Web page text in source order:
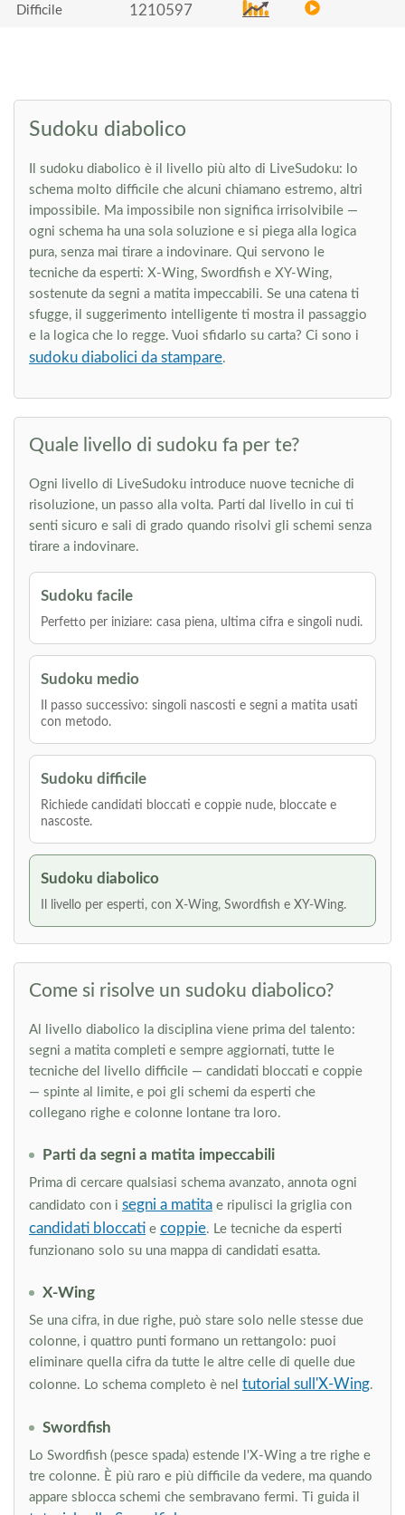
Difficile 1210597
Sudoku diabolico
Il sudoku diabolico è il livello più alto di LiveSudoku: lo
schema molto difficile che alcuni chiamano estremo, altri
impossibile. Ma impossibile non significa irrisolvibile —
ogni schema ha una sola soluzione e si piega alla logica
pura, senza mai tirare a indovinare. Qui servono le
tecniche da esperti: X-Wing, Swordfish e XY-Wing,
sostenute da segni a matita impeccabili. Se una catena ti
sfugge, il suggerimento intelligente ti mostra il passaggio
e la logica che lo regge. Vuoi sfidarlo su carta? Ci sono i
sudoku diabolici da stampare.
Quale livello di sudoku fa per te?
Ogni livello di LiveSudoku introduce nuove tecniche di
risoluzione, un passo alla volta. Parti dal livello in cui ti
senti sicuro e sali di grado quando risolvi gli schemi senza
tirare a indovinare.
Sudoku facile
Perfetto per iniziare: casa piena, ultima cifra e singoli nudi.
Sudoku medio
Il passo successivo: singoli nascosti e segni a matita usati
con metodo.
Sudoku difficile
Richiede candidati bloccati e coppie nude, bloccate e
nascoste.
Sudoku diabolico
Il livello per esperti, con X-Wing, Swordfish e XY-Wing.
Come si risolve un sudoku diabolico?
Al livello diabolico la disciplina viene prima del talento:
segni a matita completi e sempre aggiornati, tutte le
tecniche del livello difficile — candidati bloccati e coppie
— spinte al limite, e poi gli schemi da esperti che
collegano righe e colonne lontane tra loro.
Parti da segni a matita impeccabili
Prima di cercare qualsiasi schema avanzato, annota ogni
candidato con i segni a matita e ripulisci la griglia con
candidati bloccati e coppie. Le tecniche da esperti
funzionano solo su una mappa di candidati esatta.
X-Wing
Se una cifra, in due righe, può stare solo nelle stesse due
colonne, i quattro punti formano un rettangolo: puoi
eliminare quella cifra da tutte le altre celle di quelle due
colonne. Lo schema completo è nel tutorial sull'X-Wing.
Swordfish
Lo Swordfish (pesce spada) estende l'X-Wing a tre righe e
tre colonne. È più raro e più difficile da vedere, ma quando
appare sblocca schemi che sembravano fermi. Ti guida il